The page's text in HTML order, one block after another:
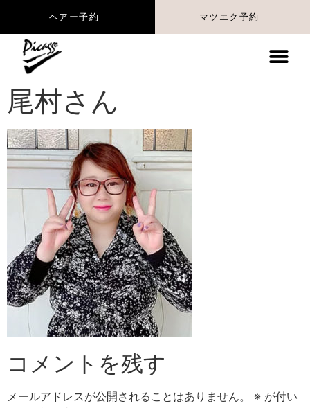
ヘアー予約 マツエク予約
尾村さん
コメントを残す
メールアドレスが公開されることはありません。 ※ が付い